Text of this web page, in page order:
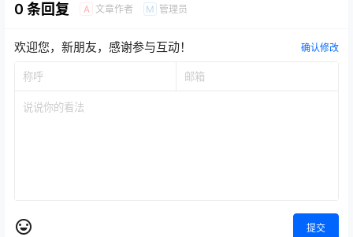
0 条回复 A 文章作者 M 管理员
欢迎您，新朋友，感谢参与互动！ 确认修改
提交